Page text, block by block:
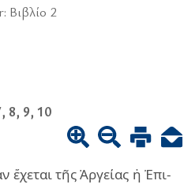
Βιβλίο 2
8, 9, 10
ἔχε­ται τῆς Ἀργεί­ας ἡ Ἐπι­